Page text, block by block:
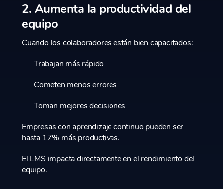
2. Aumenta la productividad del
equipo
Cuando los colaboradores están bien capacitados:
Trabajan más rápido
Cometen menos errores
Toman mejores decisiones
Empresas con aprendizaje continuo pueden ser
hasta 17% más productivas.
El LMS impacta directamente en el rendimiento del
equipo.